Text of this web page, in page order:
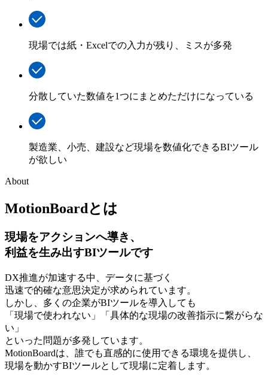
現場では紙・Excelでの入力が残り、ミスが多発
分散していた数値を1つにまとめただけになっている
製造業、小売、建設など現場を数値化できるBIツール
が欲しい
About
MotionBoardとは
現場をアクションへ導き、
利益を生み出すBIツールです
DX推進が加速する中、データに基づく
迅速で的確な意思決定が求められています。
しかし、多くの企業がBIツールを導入しても
「現場で使われない」「具体的な現場の改善指示に繋がらな
い」
といった問題が多発しています。
MotionBoardは、誰でも直感的に使用できる環境を提供し、
現場を動かすBIツールとして現場に定着します。